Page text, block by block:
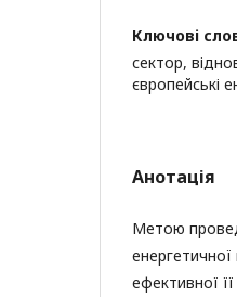
Ключові
сектор,
європейські
Анотація
Метою
ефективної